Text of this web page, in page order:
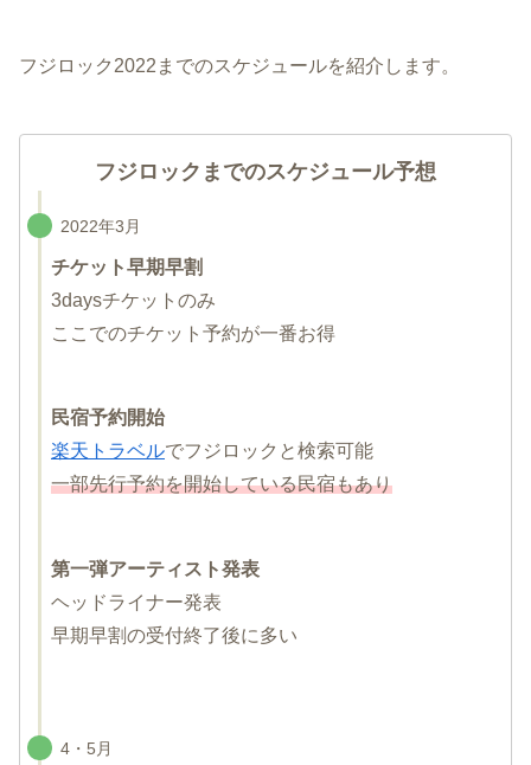
フジロック2022までのスケジュールを紹介します。
フジロックまでのスケジュール予想
2022年3月
チケット早期早割
3daysチケットのみ
ここでのチケット予約が一番お得
民宿予約開始
楽天トラベルでフジロックと検索可能
一部先行予約を開始している民宿もあり
第一弾アーティスト発表
ヘッドライナー発表
早期早割の受付終了後に多い
4・5月